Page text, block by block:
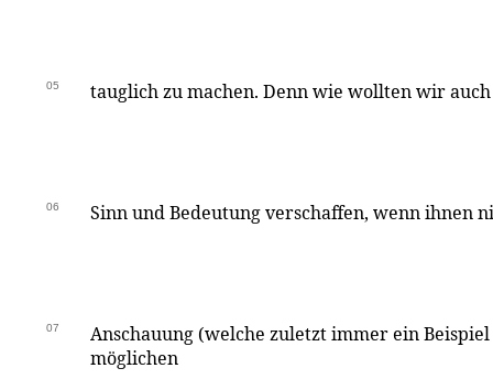
05 tauglich zu machen. Denn wie wollten wir
06 Sinn und Bedeutung verschaffen, wenn ihnen
07
Anschauung (welche zuletzt immer ein
möglichen